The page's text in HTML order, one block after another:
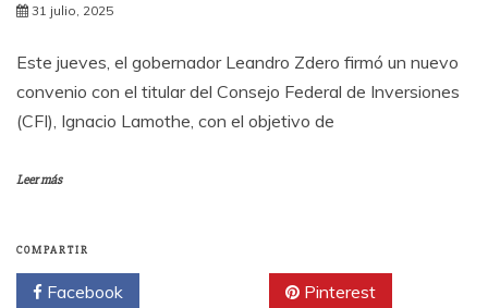
31 julio, 2025
Este jueves, el gobernador Leandro Zdero firmó un nuevo
convenio con el titular del Consejo Federal de Inversiones
(CFI), Ignacio Lamothe, con el objetivo de
Leer más
COMPARTIR
Facebook Pinterest